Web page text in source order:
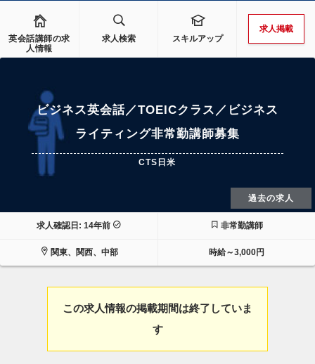
英会話講師の求
人情報
求人検索 スキルアップ
求人掲載
ビジネス英会話／TOEICクラス／ビジネス
ライティング非常勤講師募集
CTS日米
過去の求人
求人確認日: 14年前 非常勤講師
関東、関西、中部 時給～3,000円
この求人情報の掲載期間は終了していま
す